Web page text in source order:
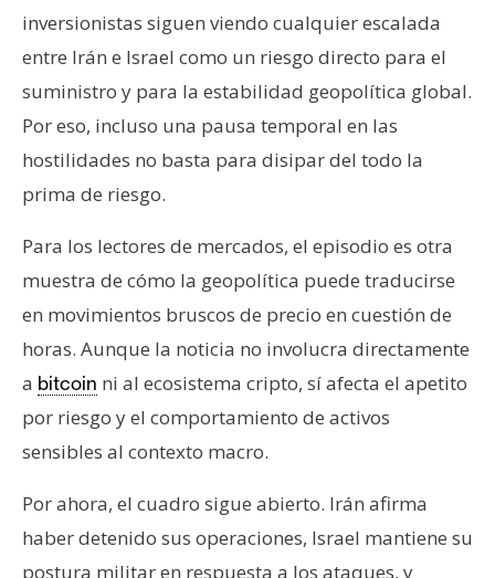
inversionistas siguen viendo cualquier escalada
entre Irán e Israel como un riesgo directo para el
suministro y para la estabilidad geopolítica global.
Por eso, incluso una pausa temporal en las
hostilidades no basta para disipar del todo la
prima de riesgo.
Para los lectores de mercados, el episodio es otra
muestra de cómo la geopolítica puede traducirse
en movimientos bruscos de precio en cuestión de
horas. Aunque la noticia no involucra directamente
a bitcoin ni al ecosistema cripto, sí afecta el apetito
por riesgo y el comportamiento de activos
sensibles al contexto macro.
Por ahora, el cuadro sigue abierto. Irán afirma
haber detenido sus operaciones, Israel mantiene su
postura militar en respuesta a los ataques, y